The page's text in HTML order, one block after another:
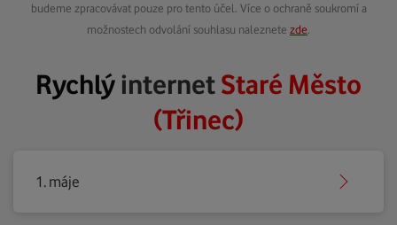
budeme zpracovávat pouze pro tento účel. Více o ochraně soukromí a
možnostech odvolání souhlasu naleznete zde
RychlýinternetStaré Město
(Třinec)
1. máje